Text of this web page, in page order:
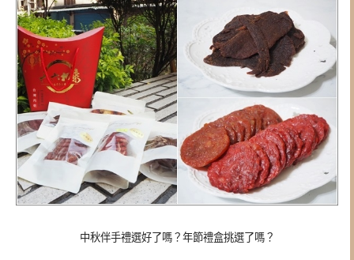
中秋伴手禮選好了嗎？年節禮盒挑選了嗎？